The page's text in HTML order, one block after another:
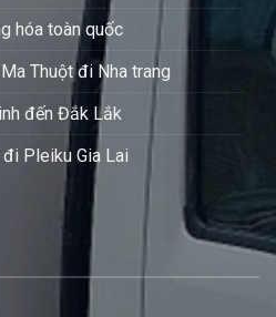
hóa toàn quốc
Thuột đi Nha trang
đến Đắk Lắk
Pleiku Gia Lai